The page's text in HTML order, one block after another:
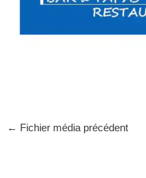
← Fichier média précédent